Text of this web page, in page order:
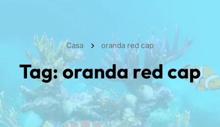
Casa oranda red cap
Tag:oranda red cap